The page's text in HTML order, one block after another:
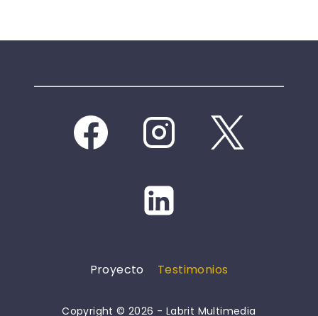
Proyecto Testimonios
Copyright © 2026 - Labrit Multimedia